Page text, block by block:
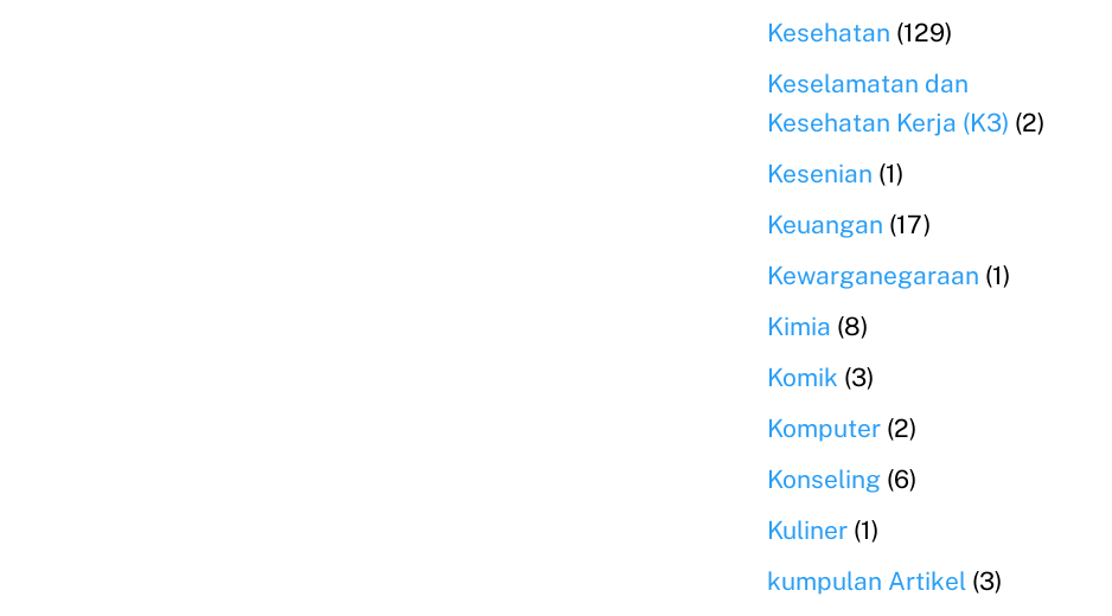
Kesehatan (129)
Keselamatan dan
Kesehatan Kerja (K3) (2)
Kesenian (1)
Keuangan (17)
Kewarganegaraan (1)
Kimia (8)
Komik (3)
Komputer (2)
Konseling (6)
Kuliner (1)
kumpulan Artikel (3)